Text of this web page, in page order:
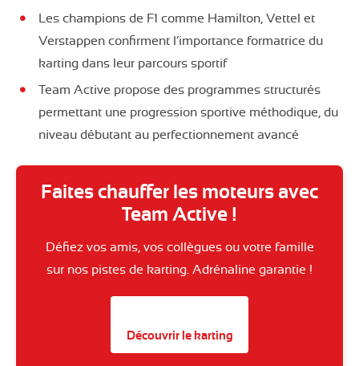
Les champions de F1 comme Hamilton, Vettel et
Verstappen confirment l’importance formatrice du
karting dans leur parcours sportif
Team Active propose des programmes structurés
permettant une progression sportive méthodique, du
niveau débutant au perfectionnement avancé
Faites chauffer les moteurs avec
Team Active !
Défiez vos amis, vos collègues ou votre famille
sur nos pistes de karting. Adrénaline garantie !
Découvrir le karting